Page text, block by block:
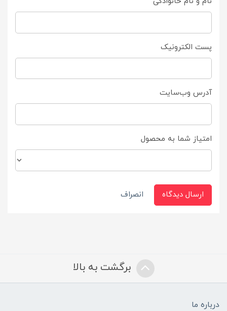
پست الکترونیک
آدرس وب‌سایت
امتیاز شما به محصول
ارسال دیدگاه انصراف
برگشت به بالا
درباره ما